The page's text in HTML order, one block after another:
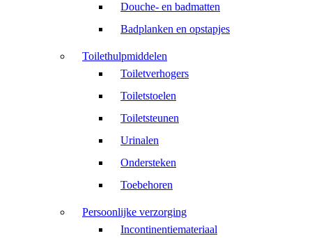
Douche- en badmatten
Badplanken en opstapjes
Toilethulpmiddelen
Toiletverhogers
Toiletstoelen
Toiletsteunen
Urinalen
Ondersteken
Toebehoren
Persoonlijke verzorging
Incontinentiemateriaal